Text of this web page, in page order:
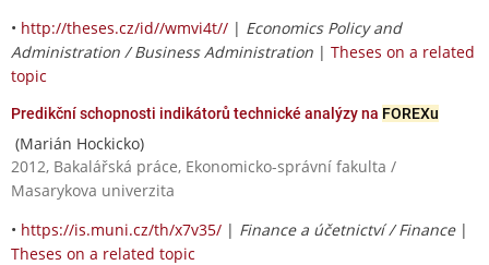
• http://theses.cz/id//wmvi4t// | Economics Policy and
Administration / Business Administration | Theses on a related
topic
Predikční schopnosti indikátorů technické analýzy na FOREXu
(Marián Hockicko)
2012, Bakalářská práce, Ekonomicko-správní fakulta /
Masarykova univerzita
• https://is.muni.cz/th/x7v35/ | Finance a účetnictví / Finance|
Theses on a related topic